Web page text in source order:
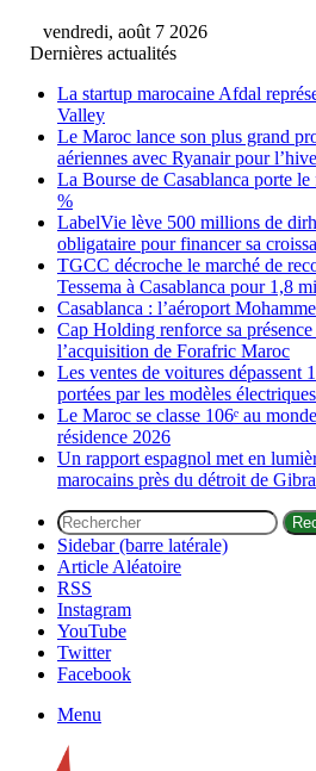
vendredi, août 7 2026
Dernières actualités
La startup marocaine Afdal
Valley
Le Maroc lance son plus grand
aériennes avec Ryanair pour
La Bourse de Casablanca porte
%
LabelVie lève 500 millions de
obligataire pour financer sa
TGCC décroche le marché de
Tessema à Casablanca pour 1,8
Casablanca : l’aéroport
Cap Holding renforce sa
l’acquisition de Forafric Maroc
Les ventes de voitures dépassent
portées par les modèles
Le Maroc se classe 106ᵉ au
résidence 2026
Un rapport espagnol met en
marocains près du détroit de
Sidebar (barre latérale)
Article Aléatoire
RSS
Instagram
YouTube
Twitter
Facebook
Menu